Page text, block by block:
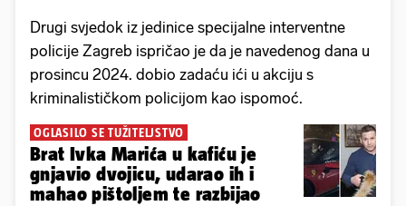
Drugi svjedok iz jedinice specijalne interventne
policije Zagreb ispričao je da je navedenog dana u
prosincu 2024. dobio zadaću ići u akciju s
kriminalističkom policijom kao ispomoć.
OGLASILO SE TUŽITELJSTVO
Brat Ivka Marića u kafiću je
gnjavio dvojicu, udarao ih i
mahao pištoljem te razbijao